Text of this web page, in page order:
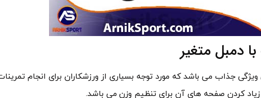
دمبل متغیر
ویژگی جذاب می باشد که مورد توجه بسیاری از ورزشکاران برای انجام
کردن صفحه های آن برای تنظیم وزن می باشد.